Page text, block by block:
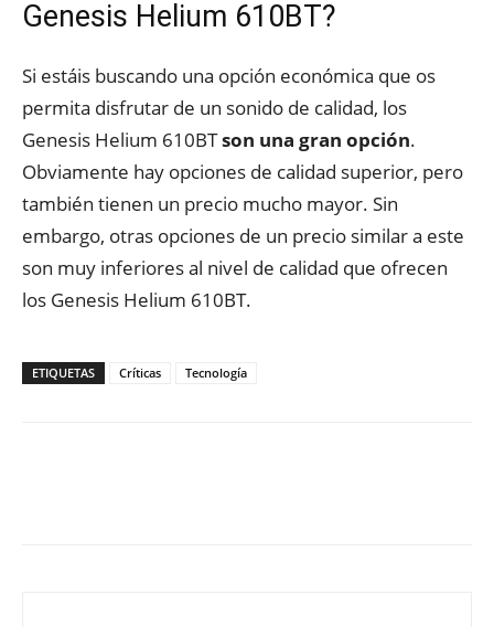
Genesis Helium 610BT?
Si estáis buscando una opción económica que os
permita disfrutar de un sonido de calidad, los
Genesis Helium 610BTson una gran opción.
Obviamente hay opciones de calidad superior, pero
también tienen un precio mucho mayor. Sin
embargo, otras opciones de un precio similar a este
son muy inferiores al nivel de calidad que ofrecen
los Genesis Helium 610BT.
ETIQUETAS Críticas Tecnología